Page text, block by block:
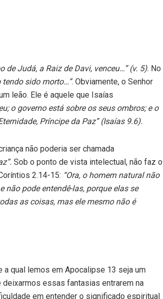
de Judá, a Raiz de Davi, venceu…” (v. 5). No
tendo sido morto…”. Obviamente, o Senhor
leão. Ele é aquele que Isaías
o governo está sobre os seus ombros; e o
Príncipe da Paz” (Isaías 9.6).
não poderia ser chamada
Sob o ponto de vista intelectual, não faz o
2.14-15: “Ora, o homem natural não
não pode entendê-las, porque elas se
as coisas, mas ele mesmo não é
qual lemos em Apocalipse 13 seja um
essas fantasias entrarem na
em entender o significado espiritual